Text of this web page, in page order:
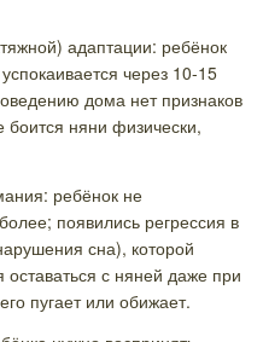
адаптации: ребёнок
через 10-15
дома нет признаков
боится няни физически,
ребёнок не
появились регрессия в
сна), которой
с няней даже при
пугает или обижает.